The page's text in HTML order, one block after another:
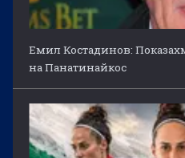
Емил Костадинов:
на Панатинайкос